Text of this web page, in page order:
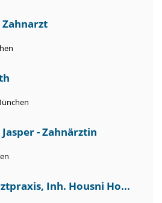
Zahnarzt
- Zahnärztin
Inh. Housni Ho...